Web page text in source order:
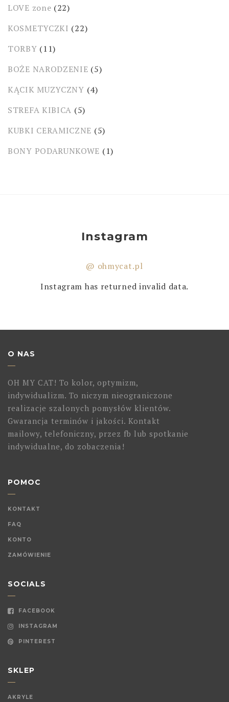
LOVE zone (22)
KOSMETYCZKI (22)
TORBY (11)
BOŻE NARODZENIE (5)
KĄCIK MUZYCZNY (4)
STREFA KIBICA (5)
KUBKI CERAMICZNE (5)
BONY PODARUNKOWE (1)
Instagram
@ ohmycat.pl
Instagram has returned invalid data.
O NAS
OH MY CAT! To kolor, optymizm,
indywidualizm. To niczym nieograniczone
realizacje szalonych pomysłów klientów.
Gwarancja terminów i jakości. Kontakt
mailowy, telefoniczny, przez fb lub spotkanie
indywidualne, do zobaczenia!
POMOC
KONTAKT
FAQ
KONTO
ZAMÓWIENIE
SOCIALS
FACEBOOK
INSTAGRAM
PINTEREST
SKLEP
AKRYLE